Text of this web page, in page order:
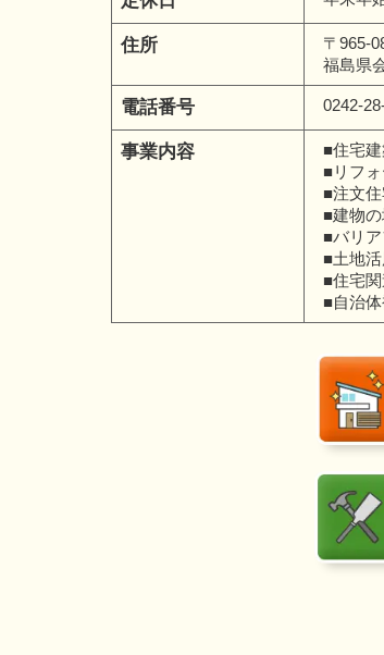
住所
〒965-
福島県
電話番号 0242-
事業内容
■住宅
■リフ
■注文
■建物
■バリ
■土地
■住宅
■自治